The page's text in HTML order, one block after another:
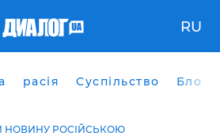
RU
расія Суспільство Блоги
НОВИНУ РОСІЙСЬКОЮ